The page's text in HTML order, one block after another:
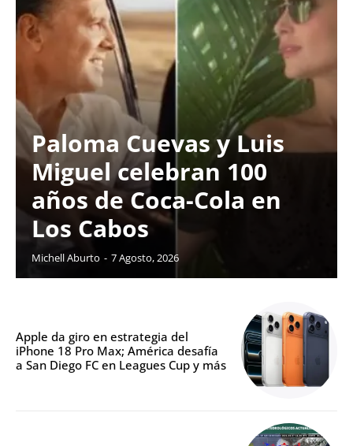
Paloma Cuevas y Luis
Miguel celebran 100
años de Coca-Cola en
Los Cabos
Michell Aburto - 7 Agosto, 2026
Apple da giro en estrategia del
iPhone 18 Pro Max; América desafía
a San Diego FC en Leagues Cup y más